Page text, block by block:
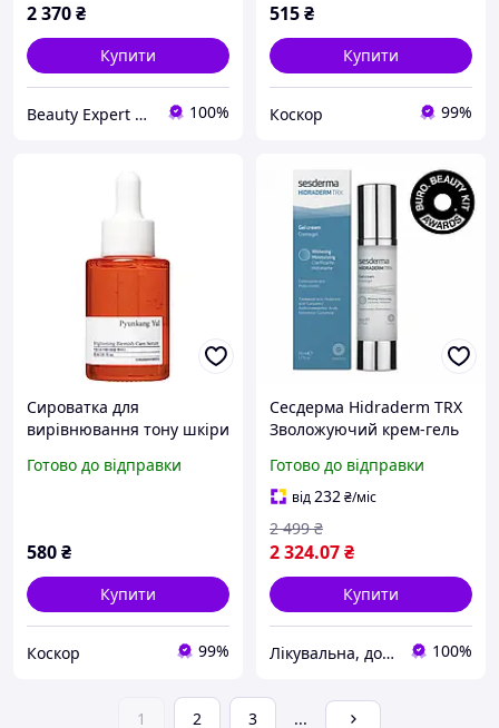
2 370₴
Купити
Beauty Expert — ваш експерт у світі здоров'я та краси 100%
515₴
Купити
Коскор 99%
Сироватка для
вирівнювання тону шкіри
Brightening Blemish Care
Готово до відправки
580₴
Купити
Коскор 99%
Сесдерма Hidraderm TRX
Зволожуючий крем-гель
шкіри Sesderma
Hidraderm TRX Gel Cream,
50 мл
Готово до відправки
від232₴/міс
2 324.07₴
2 499 ₴
Купити
Лікувальна, доглядова та професійна косметика 100%
1 2 3 ...